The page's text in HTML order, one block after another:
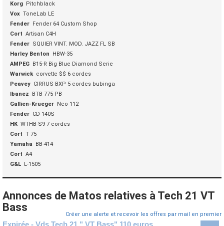
Korg Pitchblack
Vox ToneLab LE
Fender Fender 64 Custom Shop
Cort Artisan C4H
Fender SQUIER VINT. MOD. JAZZ FL SB
Harley Benton
HBW-35
AMPEG B15-R Big Blue Diamond Serie
Warwick corvette $$ 6 cordes
Peavey CIRRUS BXP 5 cordes bubinga
Ibanez
BTB 775 PB
Gallien-Krueger Neo 112
Fender CD-140S
HK WTHB-S9 7 cordes
Cort T 75
Yamaha
BB-414
Cort A4
G&L L-1505
Annonces de Matos relatives à Tech 21 VT
Bass
Créer une alerte et recevoir les offres par mail en premier